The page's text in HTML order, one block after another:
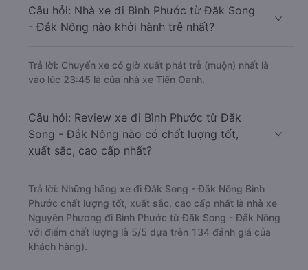
Câu hỏi: Nhà xe đi Bình Phước từ Đăk Song
- Đắk Nông nào khởi hành trễ nhất?
Trả lời: Chuyến xe có giờ xuất phát trễ (muộn) nhất là
vào lúc 23:45 là của nhà xe Tiến Oanh.
Câu hỏi: Review xe đi Bình Phước từ Đăk
Song - Đắk Nông nào có chất lượng tốt,
xuất sắc, cao cấp nhất?
Trả lời: Những hãng xe đi Đăk Song - Đắk Nông Bình
Phước chất lượng tốt, xuất sắc, cao cấp nhất là nhà xe
Nguyên Phương đi Bình Phước từ Đăk Song - Đắk Nông
với điểm chất lượng là 5/5 dựa trên 134 đánh giá của
khách hàng).